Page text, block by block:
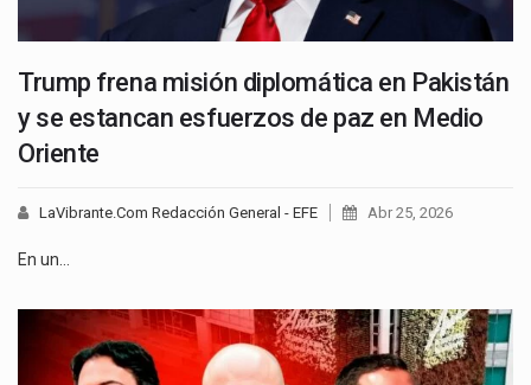
Trump frena misión diplomática en Pakistán
y se estancan esfuerzos de paz en Medio
Oriente
LaVibrante.Com Redacción General - EFE Abr 25, 2026
En un…